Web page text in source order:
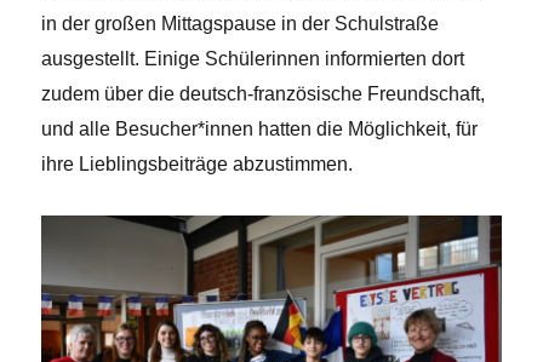
in der großen Mittagspause in der Schulstraße
ausgestellt. Einige Schülerinnen informierten dort
zudem über die deutsch-französische Freundschaft,
und alle Besucher*innen hatten die Möglichkeit, für
ihre Lieblingsbeiträge abzustimmen.